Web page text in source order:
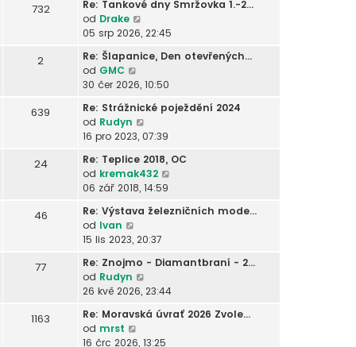
ě
e
k
í
s
ě
v
e
k
n
p
ř
s
ě
e
k
s
e
d
n
p
ř
í
s
ě
v
e
k
s
d
n
ř
ě
k
r
z
i
p
s
l
e
n
í
p
ř
s
ě
v
e
k
732
Re: Tankové dny Smržovka 1.-2…
od Drake
o
r
z
i
t
p
s
l
e
d
n
p
ř
í
s
ě
05 srp 2026, 22:45
2
Re: Šlapanice, Den otevřených…
od GMC
o
r
a
z
i
t
p
s
e
n
í
p
ř
s
30 čer 2026, 10:50
639
Re: Strážnické poježdění 2024
od Rudyn
o
r
a
z
p
s
e
d
n
16 pro 2023, 07:39
24
Re: Teplice 2018, OC
od kremak432
r
i
s
06 zář 2018, 14:59
46
Re: Výstava železničních mode…
od Ivan
o
r
a
z
i
t
p
15 lis 2023, 20:37
77
Re: Znojmo - Diamantbraní - 2…
od Rudyn
o
r
26 kvě 2026, 23:44
1163
Re: Moravská úvrať 2026 Zvole…
od mrst
o
16 črc 2026, 13:25